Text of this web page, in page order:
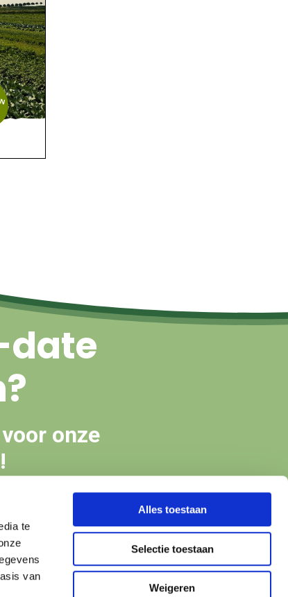
te
van
Alles toestaan
Selectie toestaan
Weigeren
onze